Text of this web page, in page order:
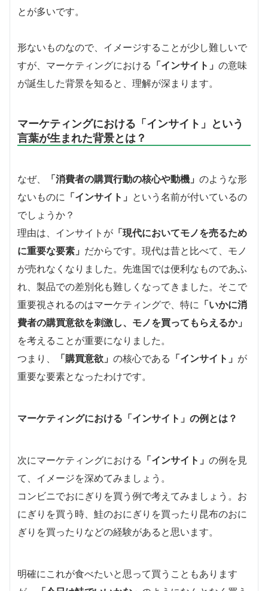
とが多いです。
形ないものなので、イメージすることが少し難しいで
すが、マーケティングにおける 「インサイト」 の意味
が誕生した背景を知ると、理解が深まります。
マーケティングにおける「インサイト」という
言葉が生まれた背景とは？
なぜ、 「消費者の購買行動の核心や動機」 のような形
ないものに 「インサイト」 という名前が付いているの
でしょうか？
理由は、インサイトが 「現代においてモノを売るため
に重要な要素」 だからです。現代は昔と比べて、モノ
が売れなくなりました。先進国では便利なものであふ
れ、製品での差別化も難しくなってきました。そこで
重要視されるのはマーケティングで、特に 「いかに消
費者の購買意欲を刺激し、モノを買ってもらえるか」
を考えることが重要になりました。
つまり、
「購買意欲」 の核心である 「インサイト」 が
重要な要素となったわけです。
マーケティングにおける「インサイト」の例とは？
次にマーケティングにおける 「インサイト」 の例を見
て、イメージを深めてみましょう。
コンビニでおにぎりを買う例で考えてみましょう。お
にぎりを買う時、鮭のおにぎりを買ったり昆布のおに
ぎりを買ったりなどの経験があると思います。
明確にこれが食べたいと思って買うこともあります